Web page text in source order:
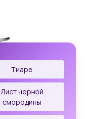
Тиаре
Лист черной
смородины